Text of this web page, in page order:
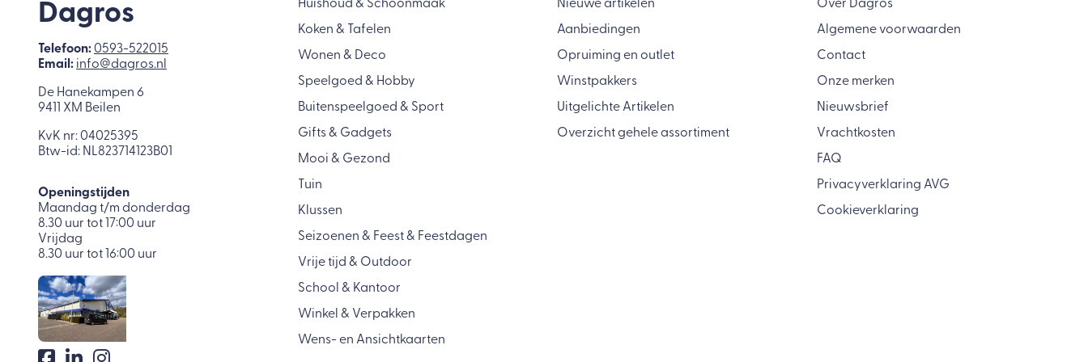
Dagros
Telefoon:0593-522015
Email: info@dagros.nl
De Hanekampen 6
9411 XM Beilen
KvK nr: 04025395
Btw-id: NL823714123B01
Openingstijden
Maandag t/m donderdag
8.30 uur tot 17:00 uur
Vrijdag
8.30 uur tot 16:00 uur
Huishoud & Schoonmaak
Koken & Tafelen
Wonen & Deco
Speelgoed & Hobby
Buitenspeelgoed & Sport
Gifts & Gadgets
Mooi & Gezond
Tuin
Klussen
Seizoenen & Feest & Feestdagen
Vrije tijd & Outdoor
School & Kantoor
Winkel & Verpakken
Wens- en Ansichtkaarten
Nieuwe artikelen
Aanbiedingen
Opruiming en outlet
Winstpakkers
Uitgelichte Artikelen
Overzicht gehele assortiment
Over Dagros
Algemene voorwaarden
Contact
Onze merken
Nieuwsbrief
Vrachtkosten
FAQ
Privacyverklaring AVG
Cookieverklaring